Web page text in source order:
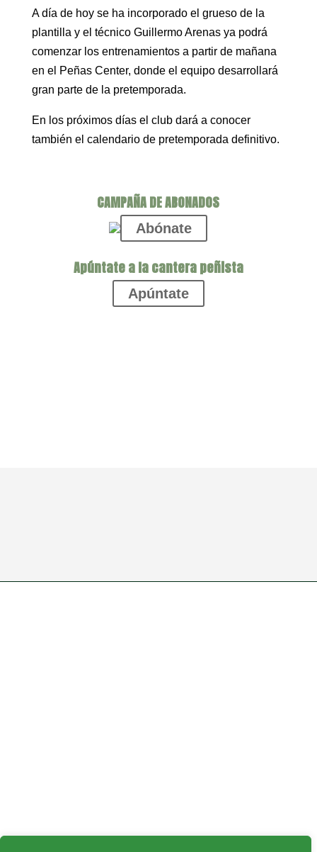
A día de hoy se ha incorporado el grueso de la
plantilla y el técnico Guillermo Arenas ya podrá
comenzar los entrenamientos a partir de mañana
en el Peñas Center, donde el equipo desarrollará
gran parte de la pretemporada.
En los próximos días el club dará a conocer
también el calendario de pretemporada definitivo.
CAMPAÑA DE ABONADOS
Abónate
Apúntate a la cantera peñista
Apúntate